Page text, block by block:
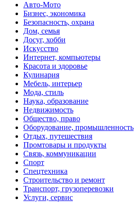
Авто-Мото
Бизнес, экономика
Безопасность, охрана
Дом, семья
Досуг, хобби
Искусство
Интернет, компьютеры
Красота и здоровье
Кулинария
Мебель, интерьер
Мода, стиль
Наука, образование
Недвижимость
Общество, право
Оборудование, промышленность
Отдых, путешествия
Промтовары и продукты
Связь, коммуникации
Спорт
Спецтехника
Строительство и ремонт
Транспорт, грузоперевозки
Услуги, сервис